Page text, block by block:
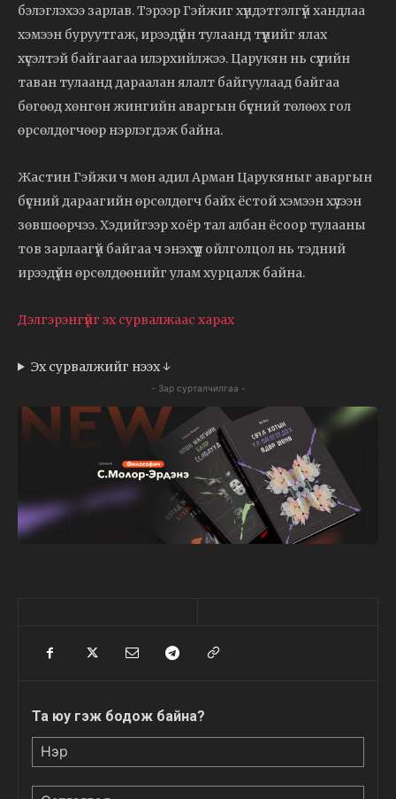
бэлэглэхээ зарлав. Тэрээр Гэйжиг хүндэтгэлгүй хандлаа
хэмээн буруутгаж, ирээдүйн тулаанд түүнийг ялах
хүсэлтэй байгаагаа илэрхийлжээ. Царукян нь сүүлийн
таван тулаанд дараалан ялалт байгуулаад байгаа
бөгөөд хөнгөн жингийн аваргын бүсний төлөөх гол
өрсөлдөгчөөр нэрлэгдэж байна.
Жастин Гэйжи ч мөн адил Арман Царукяныг аваргын
бүсний дараагийн өрсөлдөгч байх ёстой хэмээн хүлээн
зөвшөөрчээ. Хэдийгээр хоёр тал албан ёсоор тулааны
тов зарлаагүй байгаа ч энэхүү үл ойлголцол нь тэдний
ирээдүйн өрсөлдөөнийг улам хурцалж байна.
Дэлгэрэнгүйг эх сурвалжаас харах
Эх сурвалжийг нээх ↓
- Зар сурталчилгаа -
Та юу гэж бодож байна?